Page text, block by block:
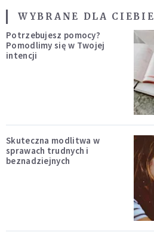
WYBRANE DLA CIEBIE
Potrzebujesz pomocy?
Pomodlimy się w Twojej
intencji
Skuteczna modlitwa w
sprawach trudnych i
beznadziejnych